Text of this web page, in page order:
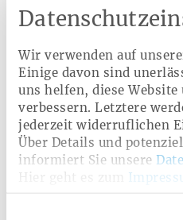
Wir verwenden auf
Einige davon sind
uns helfen, diese
verbessern. Letztere
jederzeit widerruflichen
Über Details und
informiert Sie unsere
Downloads
SEPA-
PDF 75 Kb